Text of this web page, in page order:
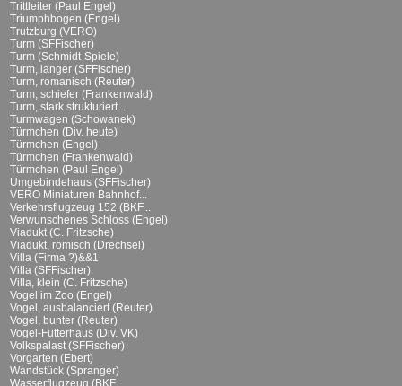
Trittleiter (Paul Engel)
Triumphbogen (Engel)
Trutzburg (VERO)
Turm (SFFischer)
Turm (Schmidt-Spiele)
Turm, langer (SFFischer)
Turm, romanisch (Reuter)
Turm, schiefer (Frankenwald)
Turm, stark strukturiert...
Turmwagen (Schowanek)
Türmchen (Div. heute)
Türmchen (Engel)
Türmchen (Frankenwald)
Türmchen (Paul Engel)
Umgebindehaus (SFFischer)
VERO Miniaturen Bahnhof...
Verkehrsflugzeug 152 (BKF...
Verwunschenes Schloss (Engel)
Viadukt (C. Fritzsche)
Viadukt, römisch (Drechsel)
Villa (Firma ?)&&1
Villa (SFFischer)
Villa, klein (C. Fritzsche)
Vogel im Zoo (Engel)
Vogel, ausbalanciert (Reuter)
Vogel, bunter (Reuter)
Vogel-Futterhaus (Div. VK)
Volkspalast (SFFischer)
Vorgarten (Ebert)
Wandstück (Spranger)
Wasserflugzeug (BKF